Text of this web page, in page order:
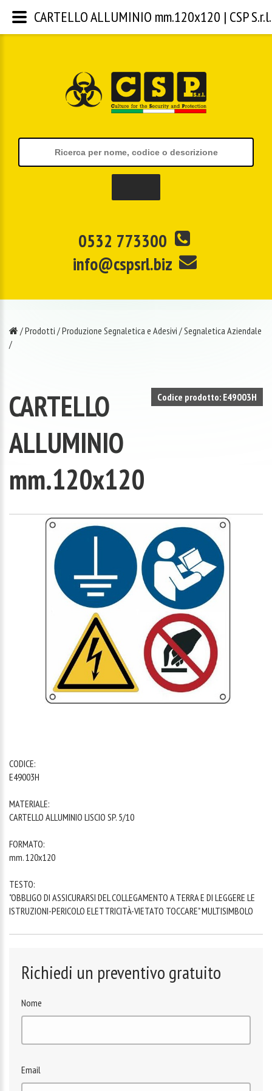
0532 773300
info@cspsrl.biz
/Prodotti /Produzione Segnaletica e Adesivi /Segnaletica Aziendale
/
Codice prodotto: E49003H
CARTELLO
ALLUMINIO
mm.120x120
CODICE:
E49003H
MATERIALE:
CARTELLO ALLUMINIO LISCIO SP. 5/10
FORMATO:
mm. 120x120
TESTO:
"OBBLIGO DI ASSICURARSI DEL COLLEGAMENTO A TERRA E DI LEGGERE LE
ISTRUZIONI-PERICOLO ELETTRICITÀ-VIETATO TOCCARE" MULTISIMBOLO
Richiedi un preventivo gratuito
Nome
Email
CARTELLO ALLUMINIO mm.120x120 | CSP S.r.l.